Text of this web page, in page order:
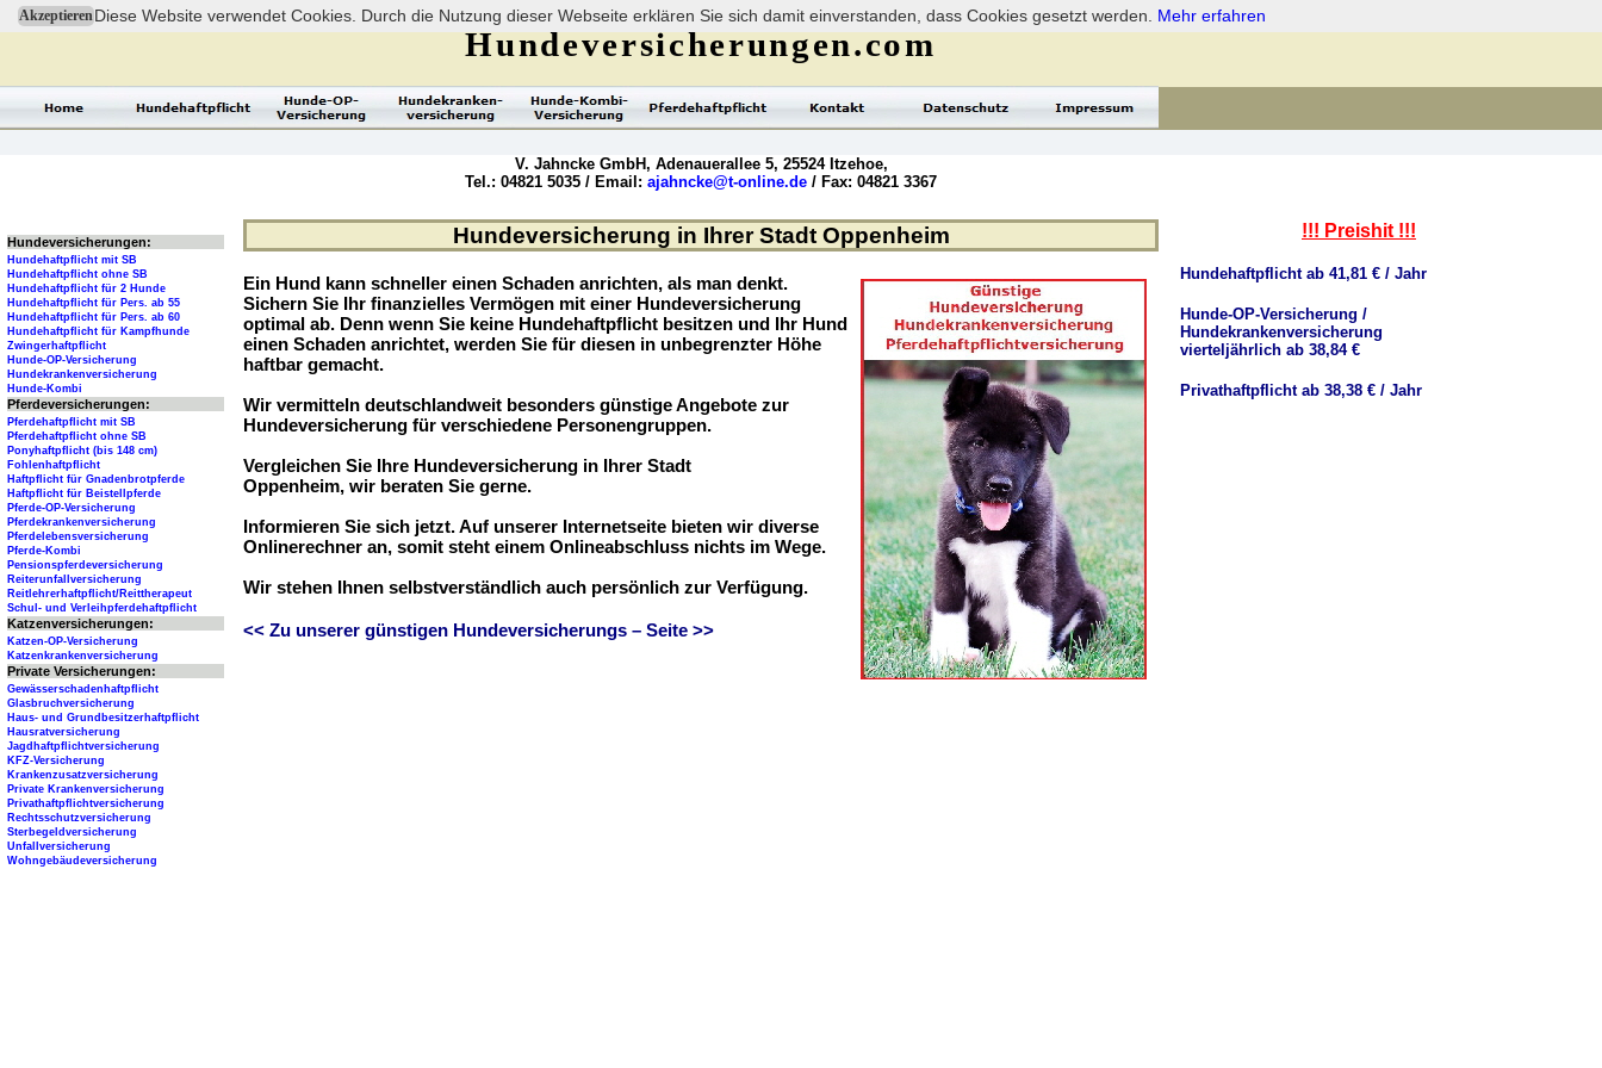
AkzeptierenDiese Website verwendet Cookies. Durch die Nutzung dieser Webseite erklären Sie sich damit einverstanden, dass Cookies gesetzt werden. Mehr erfahren
Hundeversicherung in Ihrer Stadt Oppenheim
Ein Hund kann schneller einen Schaden anrichten, als man denkt.
Sichern Sie Ihr finanzielles Vermögen mit einer Hundeversicherung
optimal ab. Denn wenn Sie keine Hundehaftpflicht besitzen und Ihr Hund
einen Schaden anrichtet, werden Sie für diesen in unbegrenzter Höhe
haftbar gemacht.
Wir vermitteln deutschlandweit besonders günstige Angebote zur
Hundeversicherung für verschiedene Personengruppen.
Vergleichen Sie Ihre Hundeversicherung in Ihrer Stadt
Oppenheim, wir beraten Sie gerne.
Informieren Sie sich jetzt. Auf unserer Internetseite bieten wir diverse
Onlinerechner an, somit steht einem Onlineabschluss nichts im Wege.
Wir stehen Ihnen selbstverständlich auch persönlich zur Verfügung.
<< Zu unserer günstigen Hundeversicherungs – Seite >>
Hundeversicherungen.com
V. Jahncke GmbH, Adenauerallee 5, 25524 Itzehoe,
Tel.: 04821 5035 / Email: ajahncke@t-online.de / Fax: 04821 3367
!!! Preishit !!!
Hundehaftpflicht ab 41,81 € / Jahr
Hunde-OP-Versicherung /
Hundekrankenversicherung
vierteljährlich ab 38,84 €
Privathaftpflicht ab 38,38 € / Jahr
Hundeversicherungen:
Hundehaftpflicht mit SB
Hundehaftpflicht ohne SB
Hundehaftpflicht für 2 Hunde
Hundehaftpflicht für Pers. ab 55
Hundehaftpflicht für Pers. ab 60
Hundehaftpflicht für Kampfhunde
Zwingerhaftpflicht
Hunde-OP-Versicherung
Hundekrankenversicherung
Hunde-Kombi
Pferdeversicherungen:
Pferdehaftpflicht mit SB
Pferdehaftpflicht ohne SB
Ponyhaftpflicht (bis 148 cm)
Fohlenhaftpflicht
Haftpflicht für Gnadenbrotpferde
Haftpflicht für Beistellpferde
Pferde-OP-Versicherung
Pferdekrankenversicherung
Pferdelebensversicherung
Pferde-Kombi
Pensionspferdeversicherung
Reiterunfallversicherung
Reitlehrerhaftpflicht/Reittherapeut
Schul- und Verleihpferdehaftpflicht
Katzenversicherungen:
Katzen-OP-Versicherung
Katzenkrankenversicherung
Private Versicherungen:
Gewässerschadenhaftpflicht
Glasbruchversicherung
Haus- und Grundbesitzerhaftpflicht
Hausratversicherung
Jagdhaftpflichtversicherung
KFZ-Versicherung
Krankenzusatzversicherung
Private Krankenversicherung
Privathaftpflichtversicherung
Rechtsschutzversicherung
Sterbegeldversicherung
Unfallversicherung
Wohngebäudeversicherung